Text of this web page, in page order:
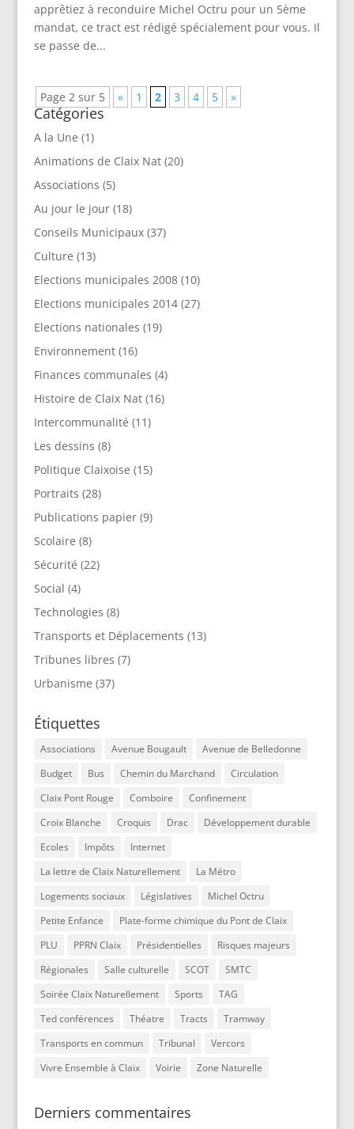
apprêtiez à reconduire Michel Octru pour un 5ème
mandat, ce tract est rédigé spécialement pour vous. Il
se passe de...
Page 2 sur 5 « 1 2 3 4 5 »
Catégories
A la Une (1)
Animations de Claix Nat(20)
Associations (5)
Au jour le jour(18)
Conseils Municipaux(37)
Culture (13)
Elections municipales 2008(10)
Elections municipales 2014(27)
Elections nationales (19)
Environnement(16)
Finances communales (4)
Histoire de Claix Nat(16)
Intercommunalité (11)
Les dessins (8)
Politique Claixoise (15)
Portraits (28)
Publications papier(9)
Scolaire (8)
Sécurité (22)
Social (4)
Technologies (8)
Transports et Déplacements (13)
Tribunes libres (7)
Urbanisme (37)
Étiquettes
Associations Avenue Bougault
Avenue de Belledonne
Budget
Bus Chemin du Marchand
Circulation
Claix Pont Rouge
Comboire
Confinement
Croix Blanche
Croquis Drac
Développement durable
Ecoles
Impôts
Internet
La lettre de Claix Naturellement
La Métro
Logements sociaux
Législatives
Michel Octru
Petite Enfance
Plate-forme chimique du Pont de Claix
PLU
PPRN Claix Présidentielles
Risques majeurs
Régionales
Salle culturelle SCOT
SMTC
Soirée Claix Naturellement
Sports
TAG
Ted conférences
Théatre Tracts
Tramway
Transports en commun
Tribunal
Vercors
Vivre Ensemble à Claix
Voirie Zone Naturelle
Derniers commentaires